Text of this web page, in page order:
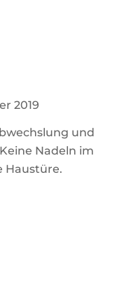
2019
und
Nadeln im
Haustüre.